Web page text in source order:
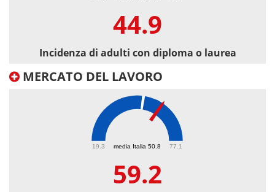
44.9
Incidenza di adulti con diploma o laurea
MERCATO DEL LAVORO
media Italia 50.8
19.3 77.1
59.2